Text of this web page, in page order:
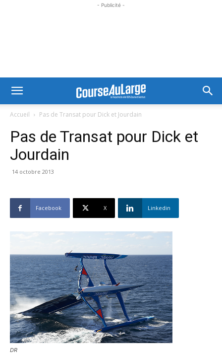
- Publicité -
Accueil Pas de Transat pour Dick et Jourdain
Pas de Transat pour Dick et
Jourdain
14 octobre 2013
Facebook X Linkedin
DR